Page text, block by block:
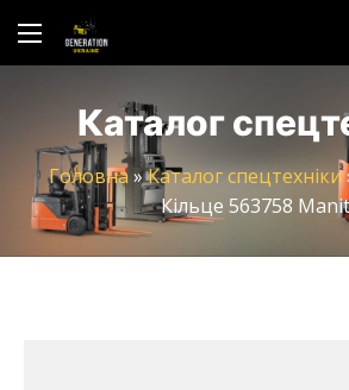
Каталог
Головна»Каталог спецтехніки
Кільце 563758